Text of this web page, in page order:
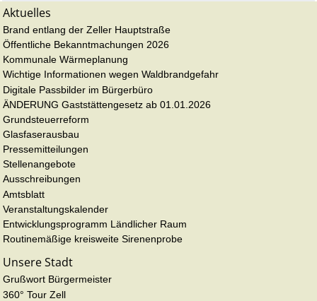
Aktuelles
Brand entlang der Zeller Hauptstraße
Öffentliche Bekanntmachungen 2026
Kommunale Wärmeplanung
Wichtige Informationen wegen Waldbrandgefahr
Digitale Passbilder im Bürgerbüro
ÄNDERUNG Gaststättengesetz ab 01.01.2026
Grundsteuerreform
Glasfaserausbau
Pressemitteilungen
Stellenangebote
Ausschreibungen
Amtsblatt
Veranstaltungskalender
Entwicklungsprogramm Ländlicher Raum
Routinemäßige kreisweite Sirenenprobe
Unsere Stadt
Grußwort Bürgermeister
360° Tour Zell